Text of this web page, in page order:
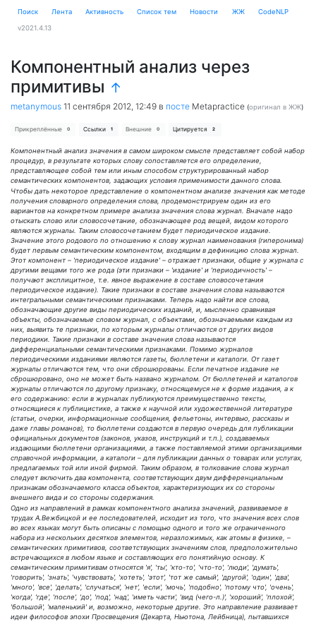
Поиск Лента Активность Cписок тем Новости ЖЖ CodeNLP
v2021.4.13
Компонентный анализ через
примитивы ↑
metanymous 11 сентября 2012, 12:49 в посте Metapractice (оригинал в ЖЖ)
Прикреплённые 0 Ссылки 1 Внешние 0 Цитируется 2
Компонентный анализ значения в самом широком смысле представляет собой набор
процедур, в результате которых слову сопоставляется его определение,
представляющее собой тем или иным способом структурированный набор
семантических компонентов, задающих условия применимости данного слова.
Чтобы дать некоторое представление о компонентном анализе значения как методе
получения словарного определения слова, продемонстрируем один из его
вариантов на конкретном примере анализа значения слова журнал. Вначале надо
отыскать слово или словосочетание, обозначающее род вещей, видом которого
являются журналы. Таким словосочетанием будет периодическое издание.
Значение этого родового по отношению к слову журнал наименования (гиперонима)
будет первым семантическим компонентом, входящим в дефиницию слова журнал.
Этот компонент – 'периодическое издание' – отражает признаки, общие у журнала с
другими вещами того же рода (эти признаки – 'издание' и 'периодичность' –
получают эксплицитное, т.е. явное выражение в составе словосочетания
периодическое издание). Такие признаки в составе значения слова называются
интегральными семантическими признаками. Теперь надо найти все слова,
обозначающие другие виды периодических изданий, и, мысленно сравнивая
объекты, обозначаемые словом журнал, с объектами, обозначаемыми каждым из
них, выявить те признаки, по которым журналы отличаются от других видов
периодики. Такие признаки в составе значения слова называются
дифференциальными семантическими признаками. Помимо журналов
периодическими изданиями являются газеты, бюллетени и каталоги. От газет
журналы отличаются тем, что они сброшюрованы. Если печатное издание не
сброшюровано, оно не может быть названо журналом. От бюллетеней и каталогов
журналы отличаются по другому признаку, относящемуся не к форме издания, а к
его содержанию: если в журналах публикуются преимущественно тексты,
относящиеся к публицистике, а также к научной или художественной литературе
(статьи, очерки, информационные сообщения, фельетоны, интервью, рассказы и
даже главы романов), то бюллетени создаются в первую очередь для публикации
официальных документов (законов, указов, инструкций и т.п.), создаваемых
издающими бюллетени организациями, а также поставляемой этими организациями
справочной информации, а каталоги – для публикации данных о товарах или услугах,
предлагаемых той или иной фирмой. Таким образом, в толкование слова журнал
следует включить два компонента, соответствующих двум дифференциальным
признакам обозначаемого класса объектов, характеризующих их со стороны
внешнего вида и со стороны содержания.
Одно из направлений в рамках компонентного анализа значений, развиваемое в
трудах А.Вежбицкой и ее последователей, исходит из того, что значения всех слов
во всех языках могут быть описаны с помощью одного и того же ограниченного
набора из нескольких десятков элементов, неразложимых, как атомы в физике, –
семантических примитивов, соответствующих значениям слов, предположительно
встречающихся в любом языке и составляющих его понятийную основу. К
семантическим примитивам относятся 'я', 'ты', 'кто-то', 'что-то', 'люди', 'думать',
'говорить', 'знать', 'чувствовать', 'хотеть', 'этот', 'тот же самый', 'другой', 'один', 'два',
'много', 'все', 'делать', 'случаться', 'нет', 'если', 'мочь', 'подобно', 'потому что', 'очень',
'когда', 'где', 'после', 'до', 'под', 'над', 'иметь части', 'вид (чего-л.)', 'хороший', 'плохой',
'большой', 'маленький' и, возможно, некоторые другие. Это направление развивает
идеи философов эпохи Просвещения (Декарта, Ньютона, Лейбница), пытавшихся